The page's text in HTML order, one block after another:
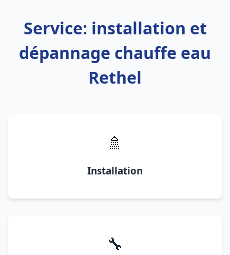
Service: installation et
dépannage chauffe eau
Rethel
🚿
Installation
🔧